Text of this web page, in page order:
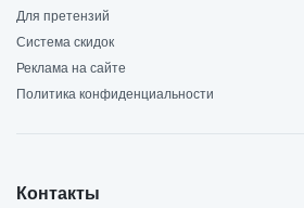
Для претензий
Система скидок
Реклама на сайте
Политика конфиденциальности
Контакты